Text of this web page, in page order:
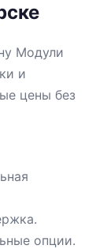
Модули
и
цены без
опции.